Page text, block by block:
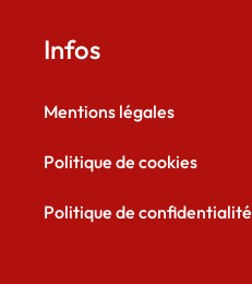
Infos
Mentions légales
Politique de cookies
Politique de confidentialité